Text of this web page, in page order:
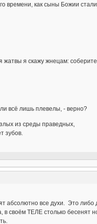
времени, как сыны Божии
жатвы я скажу жнецам:
всё лишь плевелы, - верно?
из среды праведных,
зубов.
абсолютно все духи. Это
своём ТЕЛЕ столько бесенят